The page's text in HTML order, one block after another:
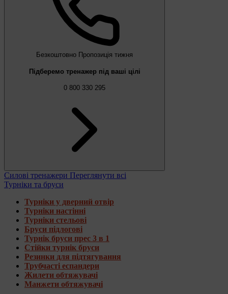
Безкоштовно Пропозиція тижня
Підберемо тренажер під ваші цілі
0 800 330 295
Силові тренажери Переглянути всі
Турніки та бруси
Турніки у дверний отвір
Турніки настінні
Турніки стельові
Бруси підлогові
Турнік бруси прес 3 в 1
Стійки турнік бруси
Резинки для підтягування
Трубчасті еспандери
Жилети обтяжувачі
Манжети обтяжувачі